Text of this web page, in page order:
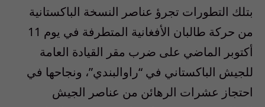
بتلك التطورات تجرؤ عناصر النسخة الباكستانية
من حركة طالبان الأفغانية المتطرفة في يوم 11
أكتوبر الماضي على ضرب مقر القيادة العامة
للجيش الباكستاني في “راوالبندي”، ونجاحها في
احتجاز عشرات الرهائن من عناصر الجيش